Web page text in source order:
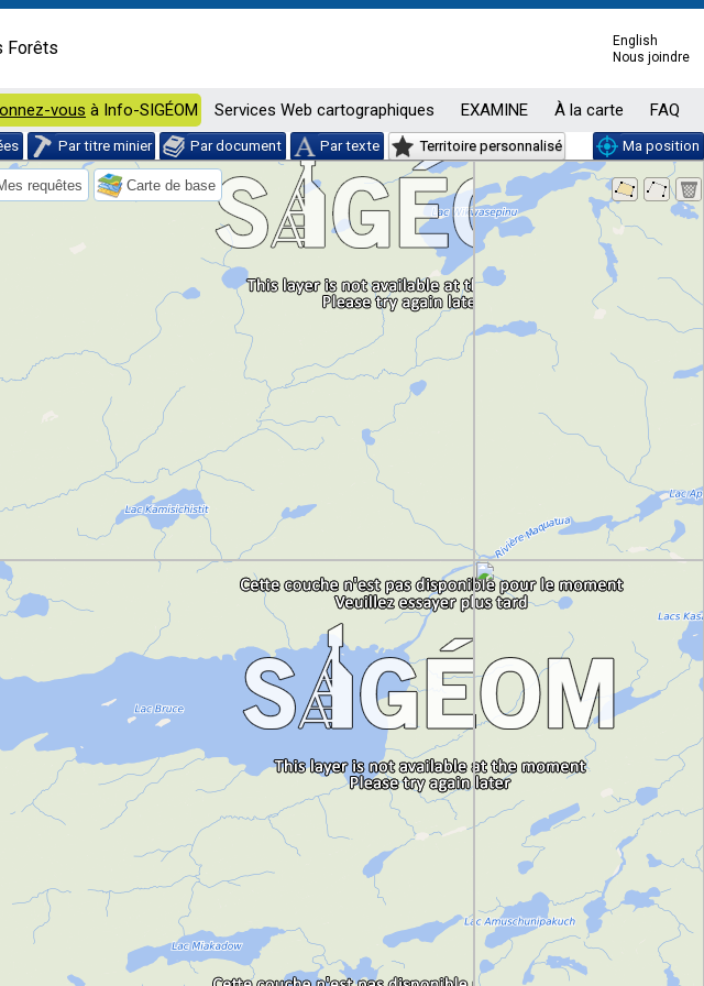
Forêts
English
Nous joindre
vous à Info-SIGÉOM Services Web cartographiques EXAMINE À la carte FAQ
Par titre minier Par document Par texte Territoire personnalisé
Ma position
requêtes Carte de base